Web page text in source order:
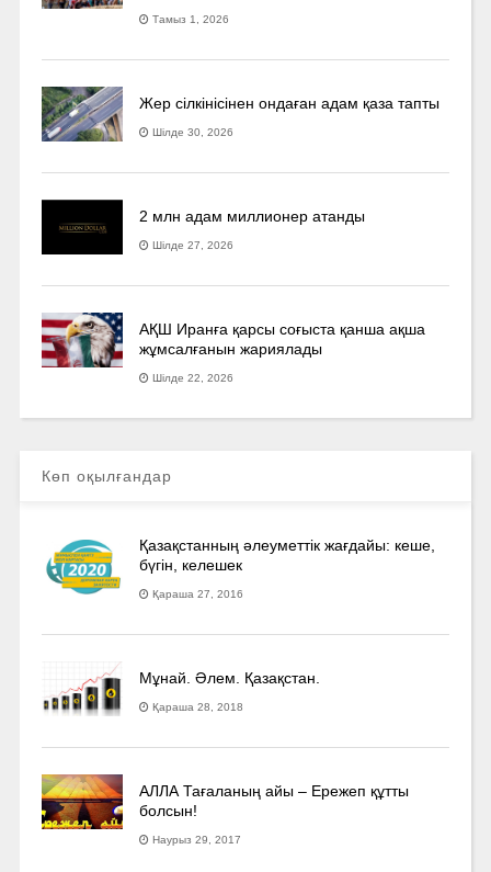
Тамыз 1, 2026
Жер сілкінісінен ондаған адам қаза тапты
Шілде 30, 2026
2 млн адам миллионер атанды
Шілде 27, 2026
АҚШ Иранға қарсы соғыста қанша ақша
жұмсалғанын жариялады
Шілде 22, 2026
Көп оқылғандар
Қазақстанның әлеуметтік жағдайы: кеше,
бүгін, келешек
Қараша 27, 2016
Мұнай. Әлем. Қазақстан.
Қараша 28, 2018
АЛЛА Тағаланың айы – Ережеп құтты
болсын!
Наурыз 29, 2017